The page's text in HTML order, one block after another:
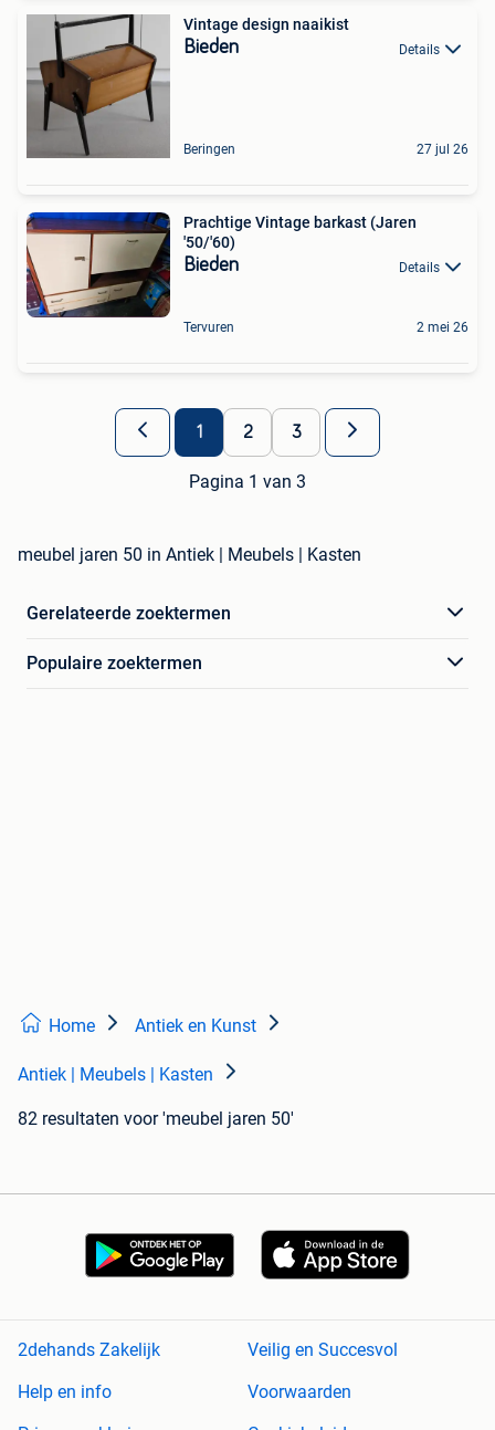
Vintage design naaikist
Bieden Details
Beringen 27 jul 26
Prachtige Vintage barkast (Jaren
'50/'60)
Bieden Details
Tervuren 2 mei 26
1 2 3
Pagina 1 van 3
meubel jaren 50 in Antiek | Meubels | Kasten
Gerelateerde zoektermen
Populaire zoektermen
Home Antiek en Kunst
Antiek | Meubels | Kasten
82 resultaten voor 'meubel jaren 50'
2dehands Zakelijk
Veilig en Succesvol
Help en info
Voorwaarden